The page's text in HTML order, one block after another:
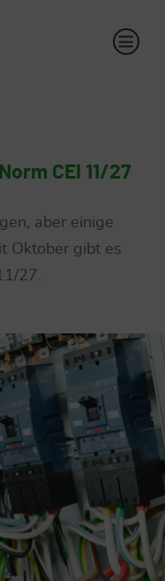
CEI 11/27
aber einige
Oktober gibt es
27.